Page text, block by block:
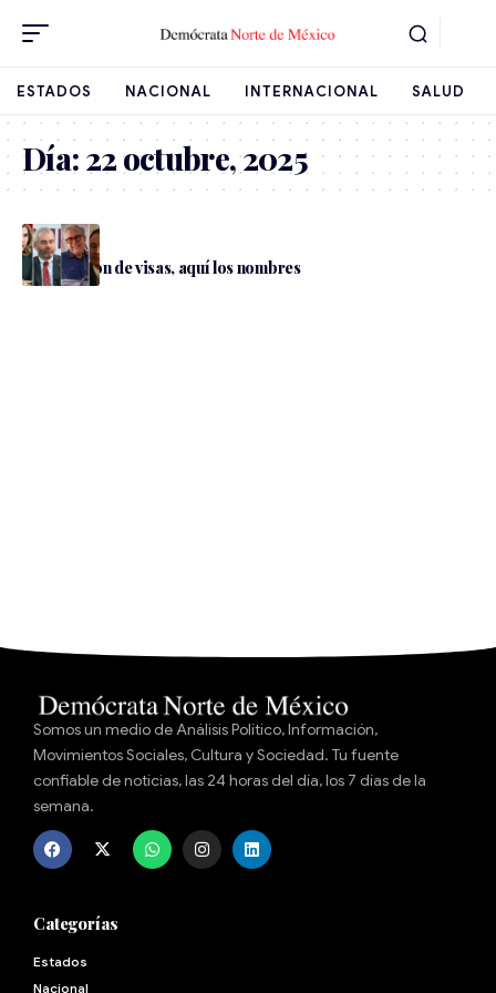
ESTADOS NACIONAL INTERNACIONAL SALUD
Día:22 octubre, 2025
Cancelación de visas, aquí los nombres
Somos un medio de Análisis Político, Información,
Movimientos Sociales, Cultura y Sociedad. Tu fuente
confiable de noticias, las 24 horas del día, los 7 días de la
semana.
Categorías
Estados
Nacional